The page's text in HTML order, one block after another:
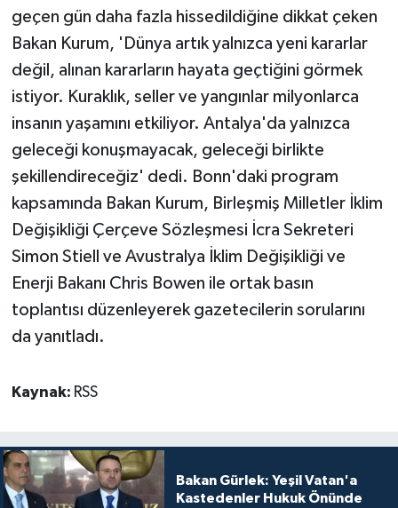
geçen gün daha fazla hissedildiğine dikkat çeken
Bakan Kurum, 'Dünya artık yalnızca yeni kararlar
değil, alınan kararların hayata geçtiğini görmek
istiyor. Kuraklık, seller ve yangınlar milyonlarca
insanın yaşamını etkiliyor. Antalya'da yalnızca
geleceği konuşmayacak, geleceği birlikte
şekillendireceğiz' dedi. Bonn'daki program
kapsamında Bakan Kurum, Birleşmiş Milletler İklim
Değişikliği Çerçeve Sözleşmesi İcra Sekreteri
Simon Stiell ve Avustralya İklim Değişikliği ve
Enerji Bakanı Chris Bowen ile ortak basın
toplantısı düzenleyerek gazetecilerin sorularını
da yanıtladı.
Kaynak: RSS
Bakan Gürlek: Yeşil Vatan'a
Kastedenler Hukuk Önünde